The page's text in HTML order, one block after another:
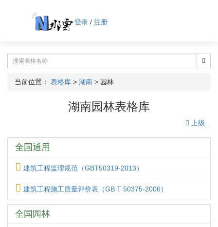
登录/ 注册
当前位置： 表格库 > 湖南 > 园林
湖南园林表格库
上级...
全国通用
建筑工程监理规范（GBT50319-2013）
建筑工程施工质量评价表（GB T 50375-2006）
全国园林